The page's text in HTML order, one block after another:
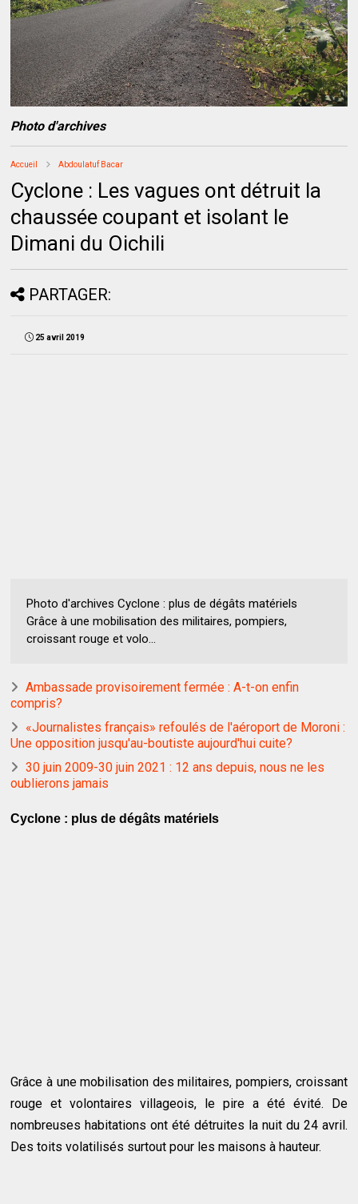
Photo d'archives
Accueil Abdoulatuf Bacar
Cyclone : Les vagues ont détruit la
chaussée coupant et isolant le
Dimani du Oichili
PARTAGER:
25 avril 2019
Photo d'archives Cyclone : plus de dégâts matériels
Grâce à une mobilisation des militaires, pompiers,
croissant rouge et volo...
Ambassade provisoirement fermée : A-t-on enfin
compris?
«Journalistes français» refoulés de l'aéroport de Moroni :
Une opposition jusqu'au-boutiste aujourd'hui cuite?
30 juin 2009-30 juin 2021 : 12 ans depuis, nous ne les
oublierons jamais
Cyclone : plus de dégâts matériels
Grâce à une mobilisation des militaires, pompiers, croissant
rouge et volontaires villageois, le pire a été évité. De
nombreuses habitations ont été détruites la nuit du 24 avril.
Des toits volatilisés surtout pour les maisons à hauteur.